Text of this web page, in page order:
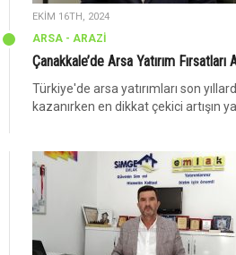
EKIM 16TH, 2024
ARSA - ARAZİ
Çanakkale’de Arsa Yatırım
Türkiye'de arsa yatırımları son
kazanırken en dikkat çekici artışın